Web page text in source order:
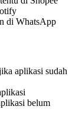
di WhatsApp
aplikasi sudah
belum